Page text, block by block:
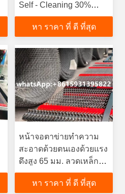
Self - Cleaning 30%
More Capacity Than
Woven Wire
หา ราคา ที่ ดี ที่สุด
หน้าจอตาข่ายทำความ
สะอาดด้วยตนเองด้วยแรง
ดึงสูง 65 มม. ลวดเหล็ก
และ Pu Strip
หา ราคา ที่ ดี ที่สุด